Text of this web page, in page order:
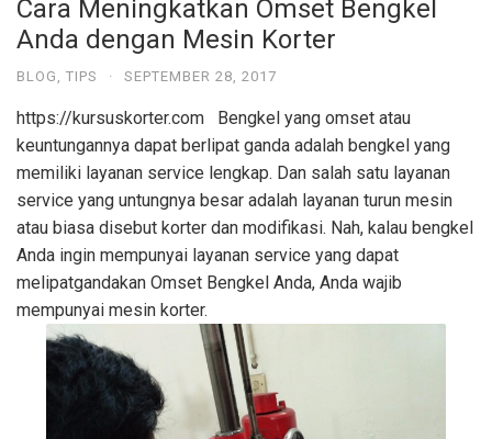
Cara Meningkatkan Omset Bengkel
Anda dengan Mesin Korter
BLOG TIPS · SEPTEMBER 28, 2017
https://kursuskorter.com Bengkel yang omset atau
keuntungannya dapat berlipat ganda adalah bengkel yang
memiliki layanan service lengkap. Dan salah satu layanan
service yang untungnya besar adalah layanan turun mesin
atau biasa disebut korter dan modifikasi. Nah, kalau bengkel
Anda ingin mempunyai layanan service yang dapat
melipatgandakan Omset Bengkel Anda, Anda wajib
mempunyai mesin korter.